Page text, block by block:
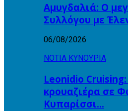
Αμυγδαλιά: Ο
Συλλόγου με
06/08/2026
ΝΟΤΙΑ ΚΥΝΟΥΡΙΑ
Leonidio
κρουαζιέρα σε
Κυπαρίσσι…